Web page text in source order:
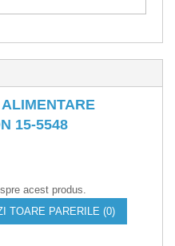
15-5548
acest produs.
TOARE PARERILE (0)